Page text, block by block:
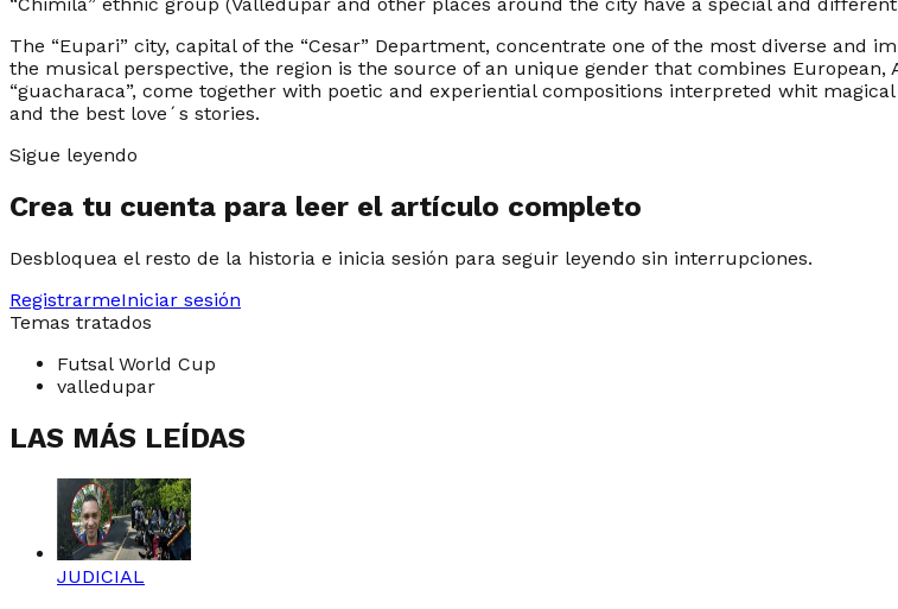
The “Eupari” city, capital of the “Cesar” Department, concentrate one of the most diverse and
the musical perspective, the region is the source of an unique gender that combines
“guacharaca”, come together with poetic and experiential compositions interpreted whit
and the best love´s stories.
Sigue leyendo
Crea tu cuenta para leer el artículo completo
Desbloquea el resto de la historia e inicia sesión para seguir leyendo sin interrupciones.
RegistrarmeIniciar sesión
Temas tratados
Futsal World Cup
valledupar
LAS MÁS LEÍDAS
JUDICIAL